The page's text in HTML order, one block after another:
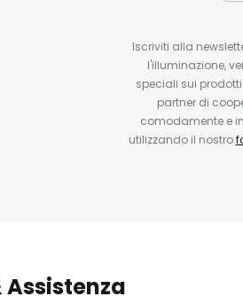
Iscriviti alla
l'illuminazione,
speciali sui
partner di
comodamente e
utilizzando il nostro